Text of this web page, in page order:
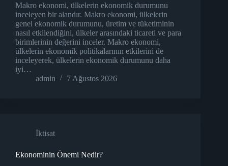
Makro ekonomi, ülkelerin ekonomik durumunu
inceleyen bir alandır. Makro ekonomi, ülkelerin
genel ekonomik durumunu, üretim ve tüketiminin
nasıl etkilendiğini, ülkeler arasındaki ticareti ve para
birimlerinin değerini inceler. Makro ekonomi,
ülkelerin ekonomik politikalarının etkilerini de
inceleyerek, ülkelerin ekonomik durumunu daha
iyi…
admin
7 Ağustos 2026
İktisat
Ekonominin Önemi Nedir?